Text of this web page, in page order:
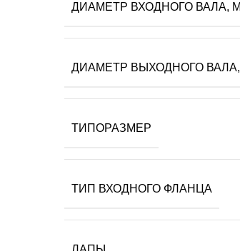
ДИАМЕТР ВХОДНОГО ВАЛА,
ДИАМЕТР ВЫХОДНОГО
ТИПОРАЗМЕР
ТИП ВХОДНОГО ФЛАНЦА